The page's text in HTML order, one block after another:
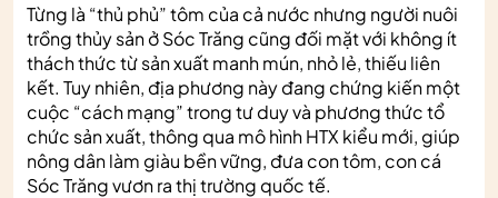
Từng là “thủ phủ” tôm của cả nước nhưng người nuôi
trồng thủy sản ở Sóc Trăng cũng đối mặt với không ít
thách thức từ sản xuất manh mún, nhỏ lẻ, thiếu liên
kết. Tuy nhiên, địa phương này đang chứng kiến một
cuộc “cách mạng” trong tư duy và phương thức tổ
chức sản xuất, thông qua mô hình HTX kiểu mới, giúp
nông dân làm giàu bền vững, đưa con tôm, con cá
Sóc Trăng vươn ra thị trường quốc tế.